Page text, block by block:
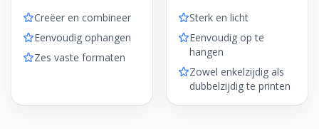
Creëer en combineer
Eenvoudig ophangen
Zes vaste formaten
Sterk en licht
Eenvoudig op te
hangen
Zowel enkelzijdig als
dubbelzijdig te printen